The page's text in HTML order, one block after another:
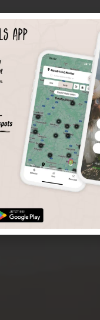
Tasche
speichern
Filterfunktion
mit unserer
einen größeren